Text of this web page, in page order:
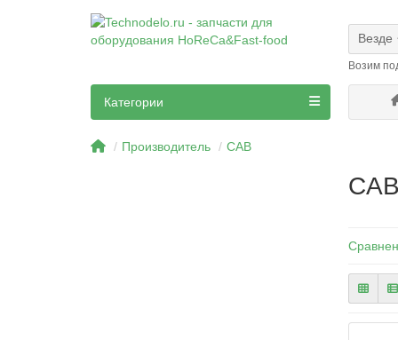
Везде
Возим
Категории
Производитель CAB